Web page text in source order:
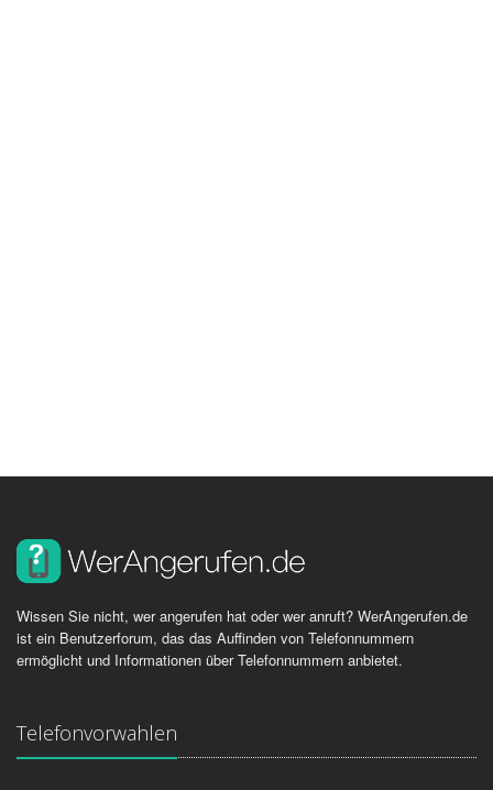
Wissen Sie nicht, wer angerufen hat oder wer anruft? WerAngerufen.de
ist ein Benutzerforum, das das Auffinden von Telefonnummern
ermöglicht und Informationen über Telefonnummern anbietet.
Telefonvorwahlen